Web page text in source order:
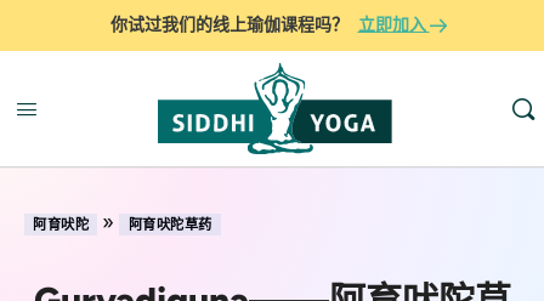
你试过我们的线上瑜伽课程吗？ 立即加入
阿育吠陀 » 阿育吠陀草药